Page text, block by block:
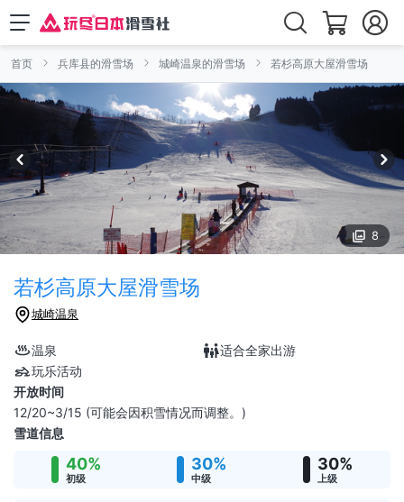
首页 兵库县的滑雪场 城崎温泉的滑雪场 若杉高原大屋滑雪场
8
若杉高原大屋滑雪场
城崎温泉
温泉
适合全家出游
玩乐活动
开放时间
12/20~3/15 (可能会因积雪情况而调整。)
雪道信息
40%
初级
30%
中级
30%
上级